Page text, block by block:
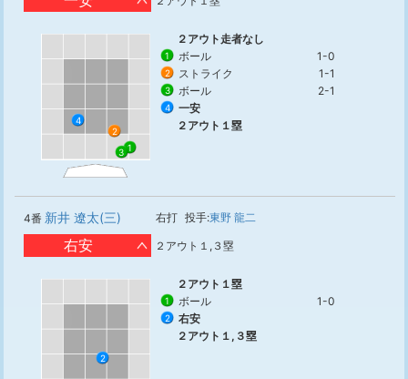
1
2
3
4
２アウト走者なし
1 ボール 1-0
2 ストライク 1-1
3 ボール 2-1
4
一安
２アウト１塁
4番 新井 遼太(三) 右打 投手:東野 龍二
右安 ２アウト１,３塁
2
２アウト１塁
1 ボール 1-0
2
右安
２アウト１,３塁